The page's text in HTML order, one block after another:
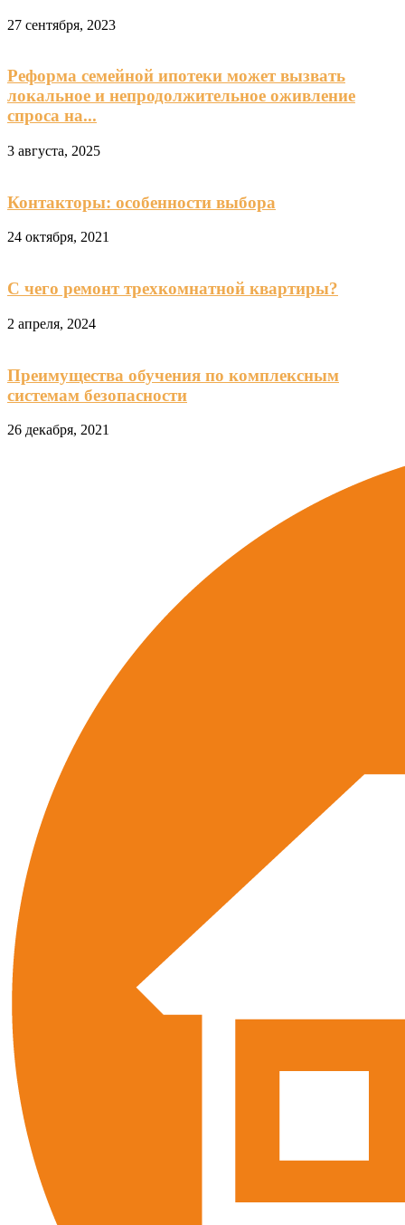
27 сентября, 2023
Реформа семейной ипотеки может вызвать
локальное и непродолжительное оживление
спроса на...
3 августа, 2025
Контакторы: особенности выбора
24 октября, 2021
С чего ремонт трехкомнатной квартиры?
2 апреля, 2024
Преимущества обучения по комплексным
системам безопасности
26 декабря, 2021